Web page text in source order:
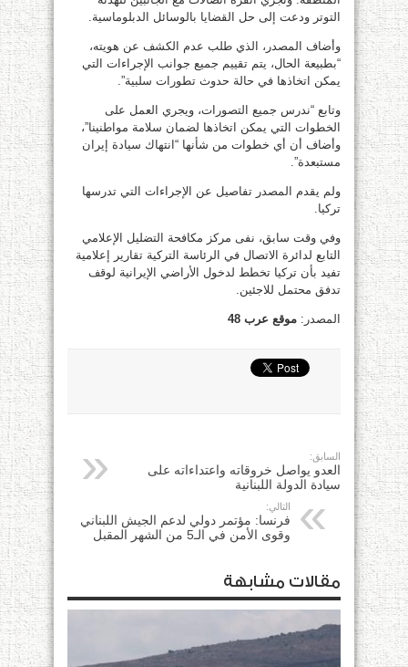
التوتر ودعت إلى حل القضايا بالوسائل الدبلوماسية.
وأضاف المصدر، الذي طلب عدم الكشف عن هويته،
“بطبيعة الحال، يتم تقييم جميع جوانب الإجراءات التي
يمكن اتخاذها في حالة حدوث تطورات سلبية”.
وتابع “ندرس جميع التصورات، ويجري العمل على
الخطوات التي يمكن اتخاذها لضمان سلامة مواطنينا”،
وأضاف أن أي خطوات من شأنها “انتهاك سيادة إيران
مستبعدة”.
ولم يقدم المصدر تفاصيل عن الإجراءات التي تدرسها
تركيا.
وفي وقت سابق، نفى مركز مكافحة التضليل الإعلامي
التابع لدائرة الاتصال في الرئاسة التركية تقارير إعلامية
تفيد بأن تركيا تخطط لدخول الأراضي الإيرانية لوقف
تدفق محتمل للاجئين.
المصدر: موقع عرب 48
السابق:
العدو يواصل خروقاته واعتداءاته على
سيادة الدولة اللبنانية
التالي:
فرنسا: مؤتمر دولي لدعم الجيش اللبناني
وقوى الأمن في الـ5 من الشهر المقبل
مقالات مشابهة